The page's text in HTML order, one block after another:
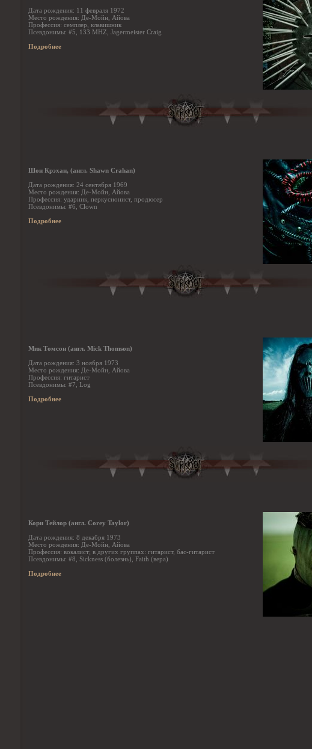
Дата рождения: 11 февраля 1972
Место рождения: Де-Мойн, Айова
Профессия: семплер, клавишник
Псевдонимы: #5, 133 MHZ, Jagermeister Craig
Подробнее
Шон Крэхан, (англ. Shawn Crahan)
Дата рождения: 24 сентября 1969
Место рождения: Де-Мойн, Айова
Профессия: ударник, перкусионист, продюсер
Псевдонимы: #6, Clown
Подробнее
Мик Томсон (англ. Mick Thomson)
Дата рождения: 3 ноября 1973
Место рождения: Де-Мойн, Айова
Профессия: гитарист
Псевдонимы: #7, Log
Подробнее
Кори Тейлор (англ. Corey Taylor)
Дата рождения: 8 декабря 1973
Место рождения: Де-Мойн, Айова
Профессия: вокалист; в других группах: гитарист, бас-гитарист
Псевдонимы: #8, Sickness (болезнь), Faith (вера)
Подробнее